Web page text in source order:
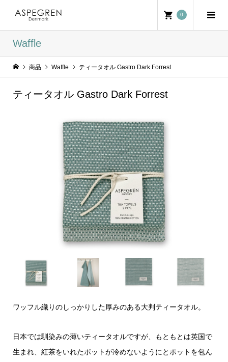
0
Waffle
商品 Waffle ティータオル Gastro Dark Forrest
ティータオル Gastro Dark Forrest
ワッフル織りのしっかりした厚みのある大判ティータオル。
日本では馴染みの薄いティータオルですが、もともとは英国で
生まれ、紅茶をいれたポットが冷めないようにとポットを包ん